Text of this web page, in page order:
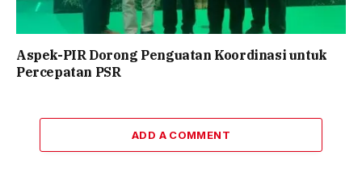
Aspek-PIR Dorong Penguatan Koordinasi untuk
Percepatan PSR
ADD A COMMENT